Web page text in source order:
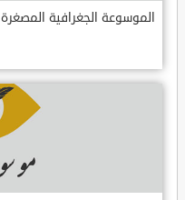
الموسوعة الجغرافية المصغرة